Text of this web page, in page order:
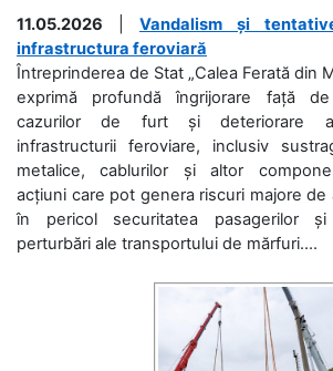
11.05.2026
Vandalism și
infrastructura feroviară
Întreprinderea de Stat „Calea Ferată din
exprimă profundă îngrijorare față de
cazurilor de furt și deteriorare a
infrastructurii feroviare, inclusiv
metalice, cablurilor și altor
acțiuni care pot genera riscuri majore de
în pericol securitatea pasagerilor
perturbări ale transportului de mărfuri....